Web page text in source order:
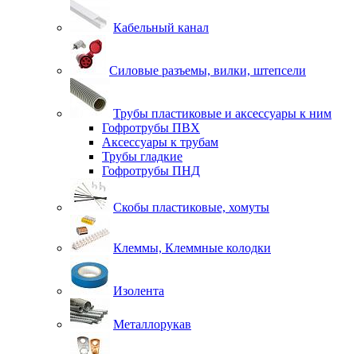
Кабельный канал
Силовые разъемы, вилки, штепсели
Трубы пластиковые и аксессуары к ним
Гофротрубы ПВХ
Аксессуары к трубам
Трубы гладкие
Гофротрубы ПНД
Скобы пластиковые, хомуты
Клеммы, Клеммные колодки
Изолента
Металлорукав